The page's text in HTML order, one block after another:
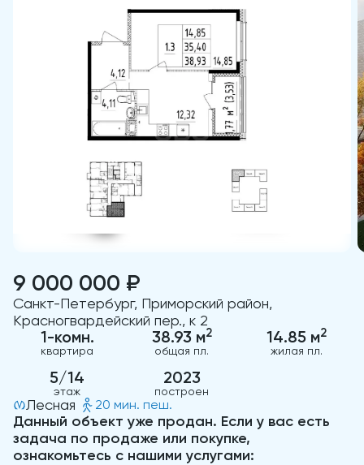
9 000 000 ₽
Санкт-Петербург, Приморский район,
Красногвардейский пер., к 2
1-комн.
квартира
38.93 м2
общая пл.
14.85 м2
жилая пл.
5/14
этаж
2023
построен
Лесная 20 мин. пеш.
Данный объект уже продан. Если у вас есть
задача по продаже или покупке,
ознакомьтесь с нашими услугами: